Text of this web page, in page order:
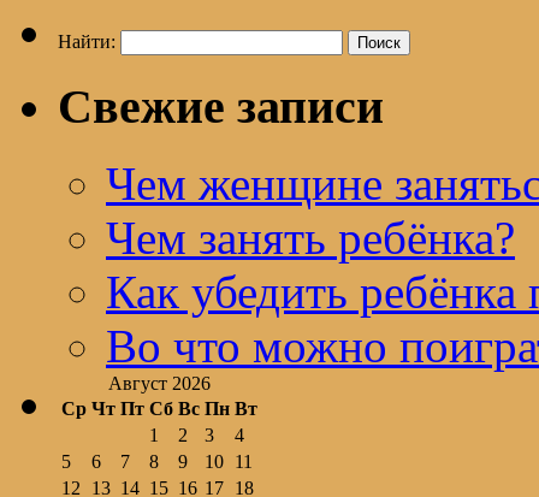
Найти:
Свежие записи
Чем женщине
Чем занять ребёнка?
Как убедить ребёнка
Во что можно
Август 2026
Ср Чт Пт Сб Вс Пн Вт
1
2 3
4
5
6 7 8 9 10 11
12
13 14 15 16 17 18